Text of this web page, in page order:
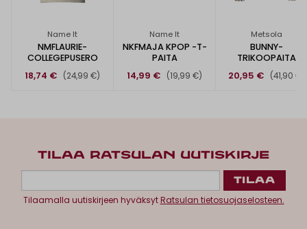
Name It
NMFLAURIE-
COLLEGEPUSERO
18,74 €
(24,99 €)
Name It
NKFMAJA KPOP -T-
PAITA
14,99 €
(19,99 €)
Metsola
BUNNY-
TRIKOOPAITA
20,95 €
(41,90 €)
TILAA RATSULAN UUTISKIRJE
Tilaamalla uutiskirjeen hyväksytRatsulan tietosuojaselosteen.